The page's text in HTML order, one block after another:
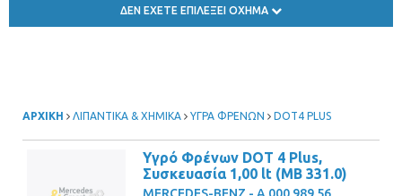
ΔΕΝ ΕΧΕΤΕ ΕΠΙΛΕΞΕΙ ΟΧΗΜΑ
ΑΡΧΙΚΗ ΛΙΠΑΝΤΙΚΑ & ΧΗΜΙΚΑ ΥΓΡΑ ΦΡΕΝΩΝ DOT4 PLUS
Υγρό Φρένων DOT 4 Plus,
Συσκευασία 1,00 lt (MB 331.0)